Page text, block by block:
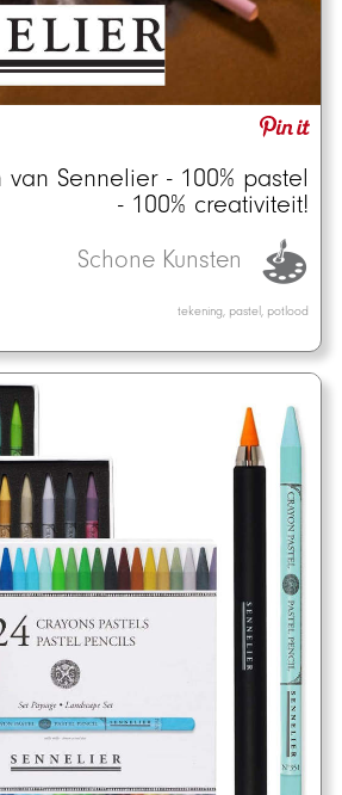
Sennelier - 100% pastel
- 100% creativiteit!
Schone Kunsten
tekening, pastel, potlood